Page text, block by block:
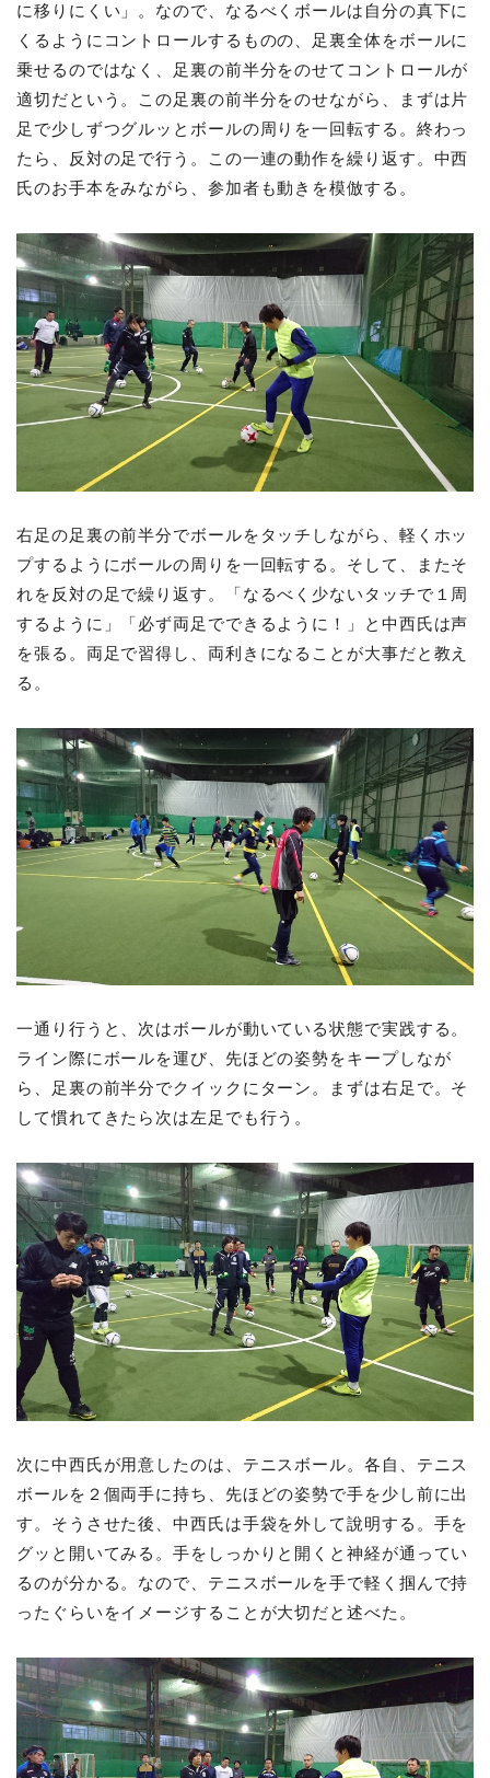
に移りにくい」。なので、なるべくボールは自分の真下に
くるようにコントロールするものの、足裏全体をボールに
乗せるのではなく、足裏の前半分をのせてコントロールが
適切だという。この足裏の前半分をのせながら、まずは片
足で少しずつグルッとボールの周りを一回転する。終わっ
たら、反対の足で行う。この一連の動作を繰り返す。中西
氏のお手本をみながら、参加者も動きを模倣する。
右足の足裏の前半分でボールをタッチしながら、軽くホッ
プするようにボールの周りを一回転する。そして、またそ
れを反対の足で繰り返す。「なるべく少ないタッチで１周
するように」「必ず両足でできるように！」と中西氏は声
を張る。両足で習得し、両利きになることが大事だと教え
る。
一通り行うと、次はボールが動いている状態で実践する。
ライン際にボールを運び、先ほどの姿勢をキープしなが
ら、足裏の前半分でクイックにターン。まずは右足で。そ
して慣れてきたら次は左足でも行う。
次に中西氏が用意したのは、テニスボール。各自、テニス
ボールを２個両手に持ち、先ほどの姿勢で手を少し前に出
す。そうさせた後、中西氏は手袋を外して說明する。手を
グッと開いてみる。手をしっかりと開くと神経が通ってい
るのが分かる。なので、テニスボールを手で軽く掴んで持
ったぐらいをイメージすることが大切だと述べた。